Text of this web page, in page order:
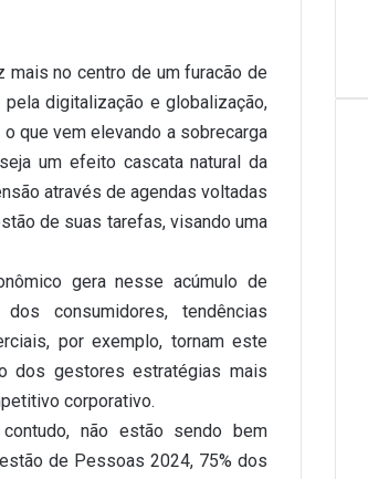
mais no centro de um furacão de
digitalização e globalização,
que vem elevando a sobrecarga
um efeito cascata natural da
através de agendas voltadas
de suas tarefas, visando uma
gera nesse acúmulo de
consumidores, tendências
por exemplo, tornam este
dos gestores estratégias mais
corporativo.
não estão sendo bem
de Pessoas 2024, 75% dos